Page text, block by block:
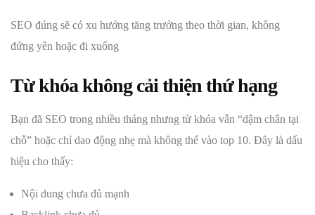
SEO đúng sẽ có xu hướng tăng trưởng theo thời gian, không
đứng yên hoặc đi xuống
Từ khóa không cải thiện thứ hạng
Bạn đã SEO trong nhiều tháng nhưng từ khóa vẫn “dậm chân tại
chỗ” hoặc chỉ dao động nhẹ mà không thể vào top 10. Đây là dấu
hiệu cho thấy:
Nội dung chưa đủ mạnh